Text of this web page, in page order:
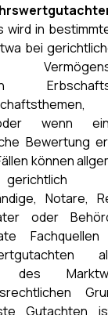
wird in
bei
wenn
Bewertung
können
Notare,
oder
Fachquellen
des
Gutachten